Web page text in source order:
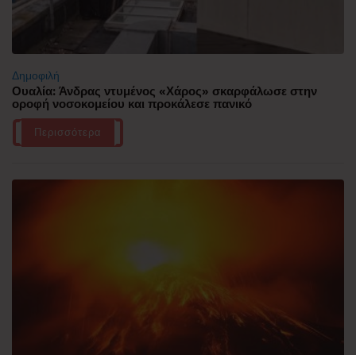
Δημοφιλή
Ουαλία: Άνδρας ντυμένος «Χάρος» σκαρφάλωσε στην
οροφή νοσοκομείου και προκάλεσε πανικό
Περισσότερα